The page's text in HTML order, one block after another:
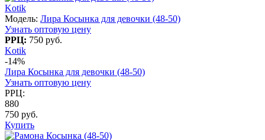
Kotik
Модель: Лира Косынка для девочки (48-50)
Узнать оптовую цену
РРЦ: 750 руб.
Kotik
-14%
Лира Косынка для девочки (48-50)
Узнать оптовую цену
РРЦ:
880
750 руб.
Купить